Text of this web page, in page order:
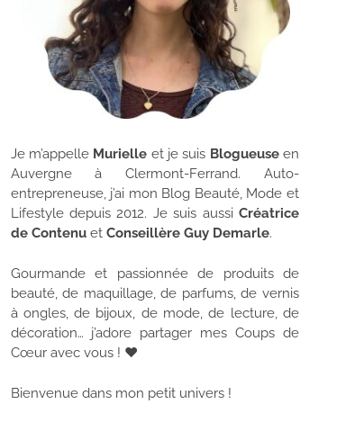
Je m’appelle Murielle et je suis Blogueuseen
Auvergne à Clermont-Ferrand. Auto-
entrepreneuse, j’ai mon Blog Beauté, Mode et
Lifestyle depuis 2012. Je suis aussi Créatrice
de Contenuet Conseillère Guy Demarle.
Gourmande et passionnée de produits de
beauté, de maquillage, de parfums, de vernis
à ongles, de bijoux, de mode, de lecture, de
décoration… j’adore partager mes Coups de
Cœur avec vous ! ♥
Bienvenue dans mon petit univers !